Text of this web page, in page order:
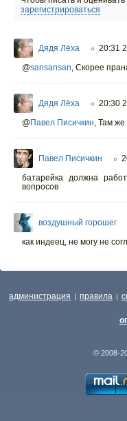
зарегистрироваться
Дядя Лёха ○ 20:31
@sansansan Скорее
Дядя Лёха ○ 20:30
@Павел Писичкин Там же
Павел Писичкин ○
батарейка должна
вопросов
воздушный горошег
как индеец, не могу не
администрация | правила |
© 2008-